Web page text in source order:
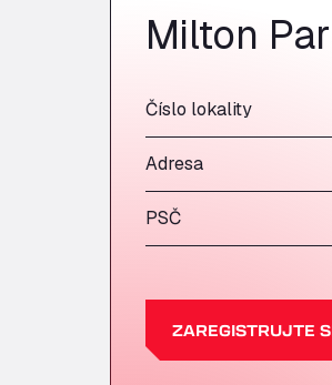
Milton
Číslo lokality
Adresa
PSČ
ZAREGISTRUJTE